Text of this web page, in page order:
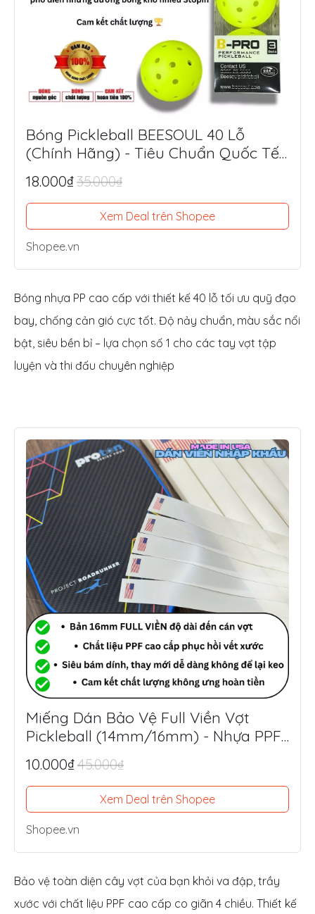
Bóng Pickleball BEESOUL 40 Lỗ
(Chính Hãng) - Tiêu Chuẩn Quốc Tế,
Chuyên Thi Đấu & Tập Luyện Ngoài
Trời
18.000₫35.000₫
Xem Deal trên Shopee
Shopee.vn
Bóng nhựa PP cao cấp với thiết kế 40 lỗ tối ưu quỹ đạo
bay, chống cản gió cực tốt. Độ nảy chuẩn, màu sắc nổi
bật, siêu bền bỉ – lựa chọn số 1 cho các tay vợt tập
luyện và thi đấu chuyên nghiệp
Miếng Dán Bảo Vệ Full Viền Vợt
Pickleball (14mm/16mm) - Nhựa PPF
Mỹ Siêu Dày 8.5mil
10.000₫45.000₫
Xem Deal trên Shopee
Shopee.vn
Bảo vệ toàn diện cây vợt của bạn khỏi va đập, trầy
xước với chất liệu PPF cao cấp co giãn 4 chiều. Thiết kế